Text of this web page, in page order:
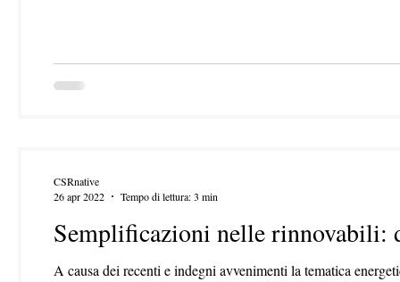
Semplificazioni nelle rinnovabili:
A causa dei recenti e indegni avvenimenti la tematica
CSRnative
26 apr 2022
Tempo di lettura: 3 min